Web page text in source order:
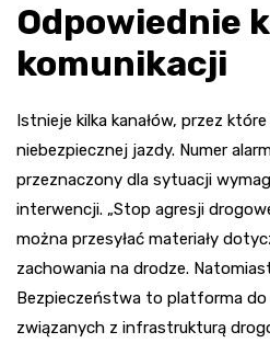
Odpowiednie
komunikacji
Istnieje kilka kanałów, przez
niebezpiecznej jazdy. Numer
przeznaczony dla sytuacji
interwencji. „Stop agresji
można przesyłać materiały
zachowania na drodze.
Bezpieczeństwa to platforma do
związanych z infrastrukturą